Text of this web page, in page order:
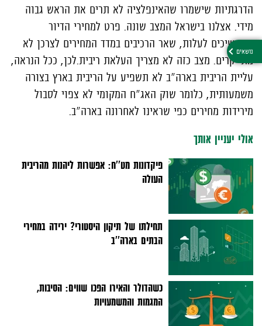
הדרגתיות שישמרו שהאינפלציה לא תרים את הראש גבוה
מידי. אצלנו בישראל המצב שונה. פרט למחירי הדיור
שממשיכים לעלות, שאר הרכיבים במדד המחירים לצרכן לא
מתייקרים. מצב כזה לא מצריך העלאת ריבית.לכן, ככל הנראה,
עליית הריבית בארה"ב לא תשפיע על הריבית בארץ בצורה
משמעותית, כלומר שוק האג"ח המקומי לא צפוי לסבול
מירידות מחירים כפי שראינו לאחרונה בארה"ב.
אולי יעניין אותך
פיקדונות מט''ח: אפשרות ליהנות מהריבית
העולה
תחילתו של תיקון היסטורי? ירידה במחירי
הבתים בארה''ב
כשהדולר והאירו הפכו שווים: הסיבות,
המגמות והמשמעויות